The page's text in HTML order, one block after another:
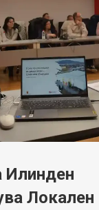
Илинден
Локален